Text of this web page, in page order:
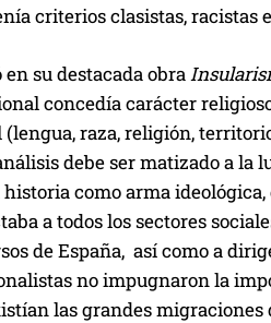
criterios clasistas,
su destacada obra
concedía carácter
raza, religión,
debe ser matizado a la
como arma
a todos los sectores
de España, así como a
no impugnaron la
las grandes